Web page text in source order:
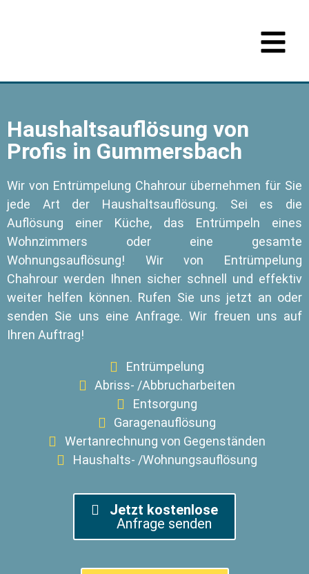
Haushaltsauflösung von
Profis in Gummersbach
Wir von Entrümpelung Chahrour übernehmen für Sie
jede Art der Haushaltsauflösung. Sei es die
Auflösung einer Küche, das Entrümpeln eines
Wohnzimmers oder eine gesamte
Wohnungsauflösung! Wir von Entrümpelung
Chahrour werden Ihnen sicher schnell und effektiv
weiter helfen können. Rufen Sie uns jetzt an oder
senden Sie uns eine Anfrage. Wir freuen uns auf
Ihren Auftrag!
Entrümpelung
Abriss- /Abbrucharbeiten
Entsorgung
Garagenauflösung
Wertanrechnung von Gegenständen
Haushalts- /Wohnungsauflösung
Jetzt kostenlose
Anfrage senden